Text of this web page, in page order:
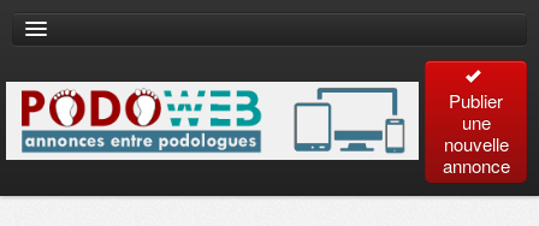
Publier
une
nouvelle
annonce